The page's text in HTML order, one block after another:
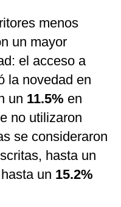
menos
un mayor
el acceso a
la novedad en
un 11.5% en
no utilizaron
se consideraron
hasta un
un 15.2%